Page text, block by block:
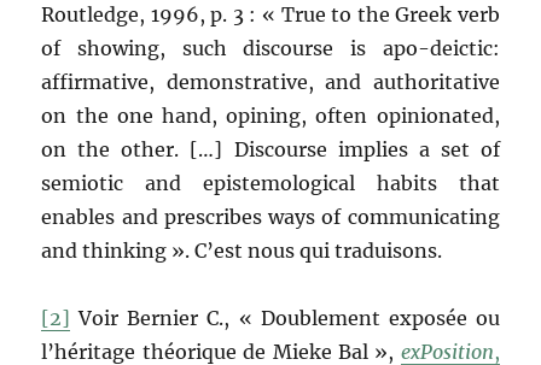
Routledge, 1996, p. 3 : « True to the Greek verb
of showing, such discourse is apo-deictic:
affirmative, demonstrative, and authoritative
on the one hand, opining, often opinionated,
on the other. […] Discourse implies a set of
semiotic and epistemological habits that
enables and prescribes ways of communicating
and thinking ». C’est nous qui traduisons.
[2] Voir Bernier C., « Doublement exposée ou
l’héritage théorique de Mieke Bal », exPosition,